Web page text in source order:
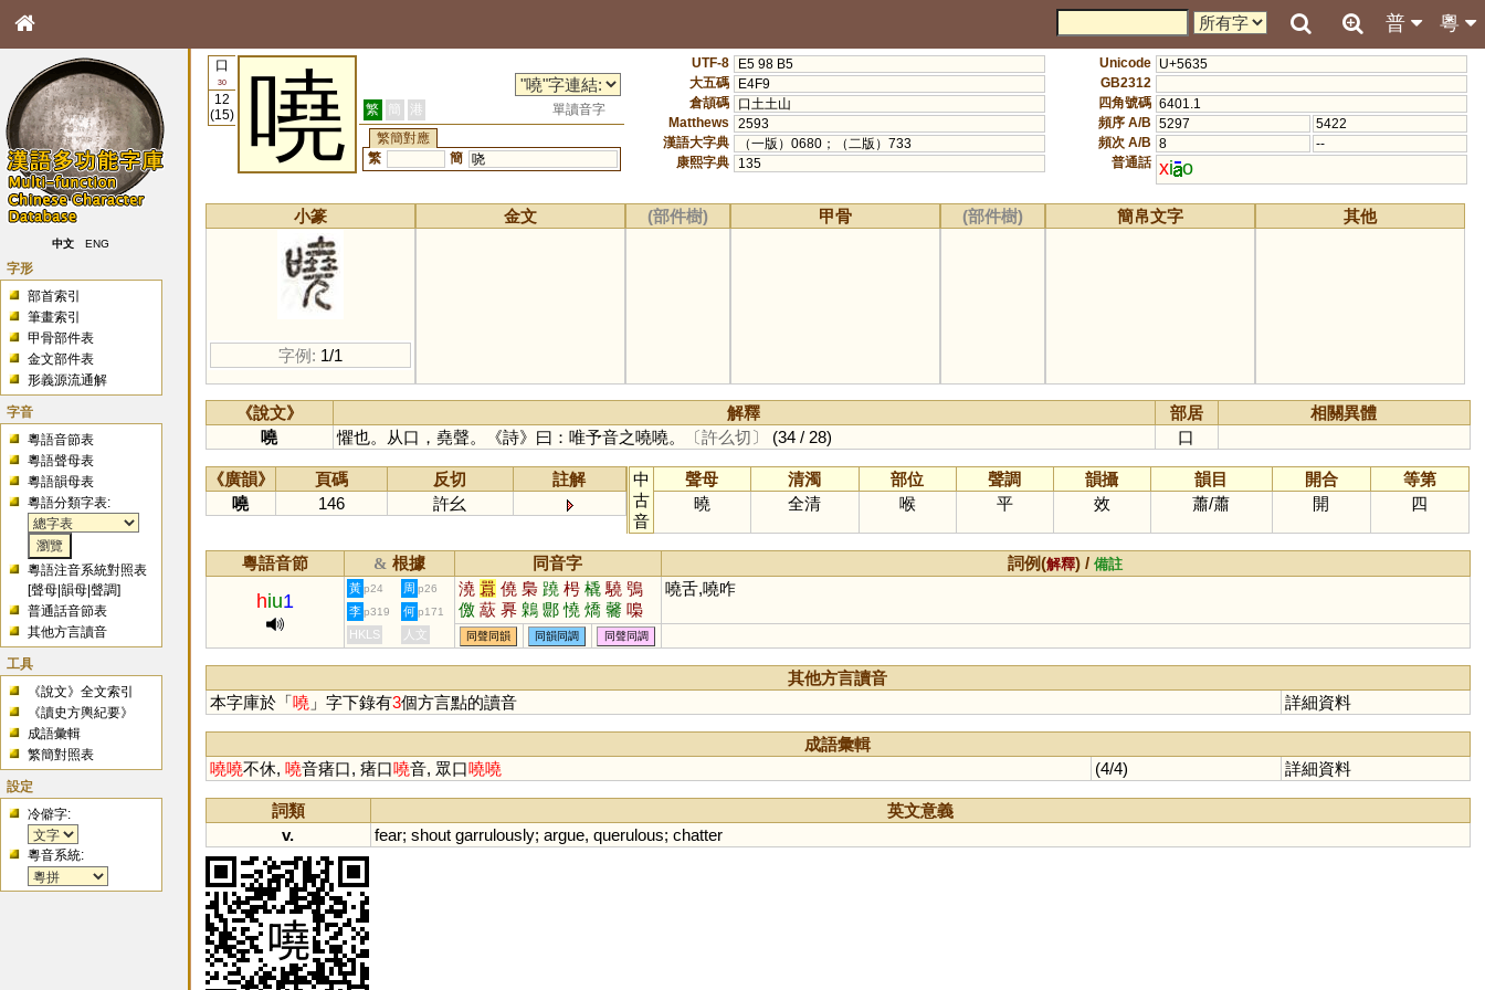
粵
普
中文 ENG
字形
部首索引
筆畫索引
甲骨部件表
金文部件表
形義源流通解
字音
粵語音節表
粵語聲母表
粵語韻母表
粵語分類字表:
粵語注音系統對照表
[聲母 |韻母 |聲調]
普通話音節表
其他方言讀音
工具
《說文》全文索引
《讀史方輿紀要》
成語彙輯
繁簡對照表
設定
冷僻字:
粵音系統:
口
30
12
(15)
嘵 繁 簡 港
單讀音字
繁簡對應
繁
簡 哓
UTF-8
E5 98 B5
大五碼
E4F9
倉頡碼
口土土山
Matthews
2593
漢語大字典
（一版）0680；（二版）733
康熙字典
135
Unicode U+5635
GB2312
四角號碼 6401.1
頻序 A/B 5297
5422
頻次 A/B 8
--
普通話 xi o
小篆
字例: 1/1
金文 (部件樹) 甲骨 (部件樹) 簡帛文字 其他
《說文》 解釋 部居
相關異體
嘵
懼也。从口，堯聲。《詩》曰：唯予音之嘵嘵。 〔許么切〕 (34 / 28) 口
《廣韻》 頁碼 反切
註解
嘵
146 許幺
中
古
音
聲母 清濁 部位 聲調 韻攝 韻目 開合
等第
曉
全清 喉 平 效 蕭/蕭 開 四
粵語音節 & 根據 同音字 詞例(解釋) /備註
hiu1
黃 p24 周 p26 澆 囂 僥 梟 蹺 枵 橇 驍 鴞
儌 藃 奡 鷍 郻 憢 燆 毊 嘄
墽 熇 徼 虈 蹻 趬 繑 膮 獢
獟 鄡 呺 歊
嘵舌,嘵咋
李 p319 何 p171
HKLS 人文 同聲同韻 同韻同調 同聲同調
其他方言讀音
本字庫於「嘵 」字下錄有3個方言點的讀音 詳細資料
成語彙輯
嘵嘵不休, 嘵音瘏口, 瘏口嘵音, 眾口嘵嘵 (4/4) 詳細資料
詞類
英文意義
v.
fear; shout garrulously; argue, querulous; chatter